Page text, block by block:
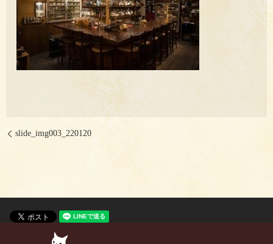
slide_img003_220120